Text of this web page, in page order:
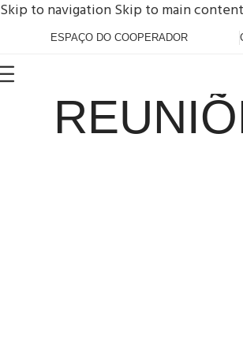
Skip to navigationSkip to main content
ESPAÇO DO COOPERADOR